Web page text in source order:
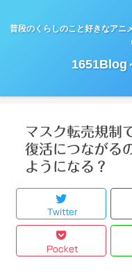
普段のくらしのこと好きなアニ
1651Blog
マスク転売規制
復活につながる
ようになる？
Twitter
Pocket